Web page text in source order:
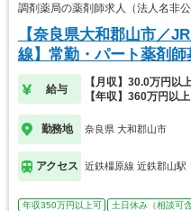
調剤薬局の薬剤師求人（法人名非
【奈良県大和郡山市／
線】常勤・パート薬剤師
給与
【月収】30.0万円以
【年収】360万円以
勤務地 奈良県 大和郡山市
アクセス 近鉄橿原線 近鉄郡山駅
年収350万円以上可 土日休み（相談可含